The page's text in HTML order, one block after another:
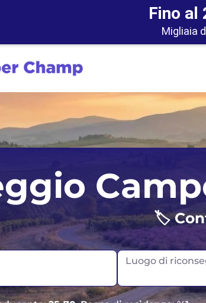
Fino al
Migliaia
Melbourne
Tasmania
Christchurch
🏷️
Luogo di